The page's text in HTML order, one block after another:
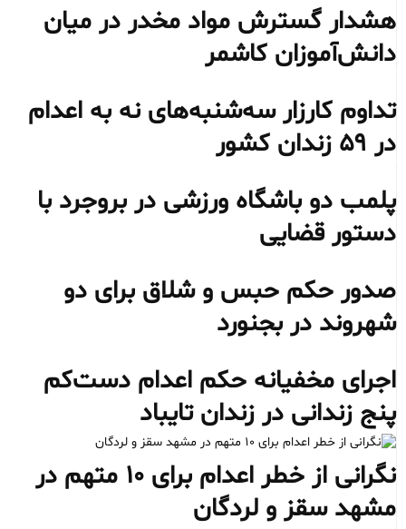
هشدار گسترش مواد مخدر در میان
دانش‌آموزان کاشمر
تداوم کارزار سه‌شنبه‌های نه به اعدام
در ۵۹ زندان کشور
پلمب دو باشگاه ورزشی در بروجرد با
دستور قضایی
صدور حکم حبس و شلاق برای دو
شهروند در بجنورد
اجرای مخفیانه حکم اعدام دست‌کم
پنج زندانی در زندان تایباد
نگرانی از خطر اعدام برای ۱۰ متهم در
مشهد سقز و لردگان